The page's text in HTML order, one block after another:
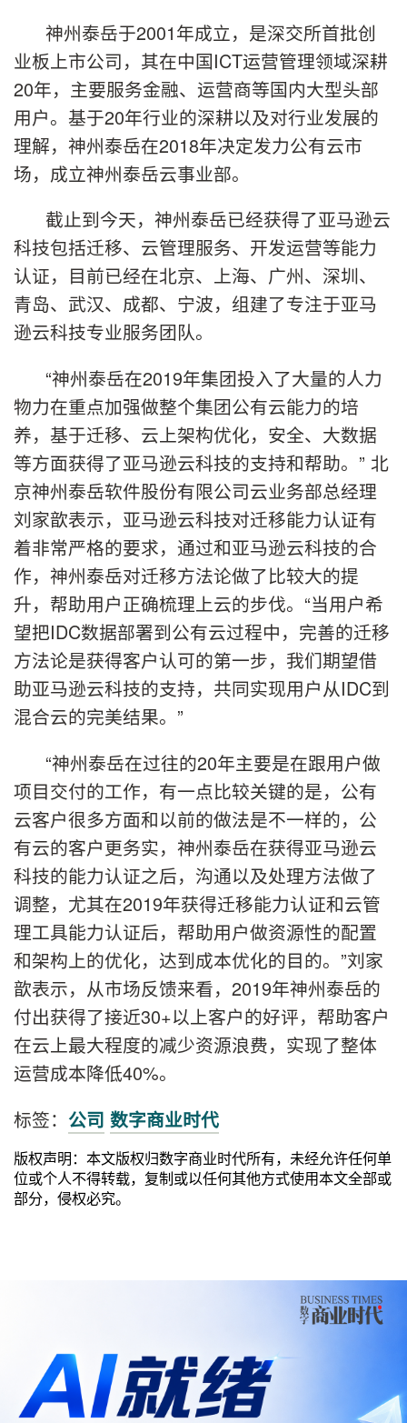
神州泰岳于2001年成立，是深交所首批创
业板上市公司，其在中国ICT运营管理领域深耕
20年，主要服务金融、运营商等国内大型头部
用户。基于20年行业的深耕以及对行业发展的
理解，神州泰岳在2018年决定发力公有云市
场，成立神州泰岳云事业部。
截止到今天，神州泰岳已经获得了亚马逊云
科技包括迁移、云管理服务、开发运营等能力
认证，目前已经在北京、上海、广州、深圳、
青岛、武汉、成都、宁波，组建了专注于亚马
逊云科技专业服务团队。
“神州泰岳在2019年集团投入了大量的人力
物力在重点加强做整个集团公有云能力的培
养，基于迁移、云上架构优化，安全、大数据
等方面获得了亚马逊云科技的支持和帮助。” 北
京神州泰岳软件股份有限公司云业务部总经理
刘家歆表示，亚马逊云科技对迁移能力认证有
着非常严格的要求，通过和亚马逊云科技的合
作，神州泰岳对迁移方法论做了比较大的提
升，帮助用户正确梳理上云的步伐。“当用户希
望把IDC数据部署到公有云过程中，完善的迁移
方法论是获得客户认可的第一步，我们期望借
助亚马逊云科技的支持，共同实现用户从IDC到
混合云的完美结果。”
“神州泰岳在过往的20年主要是在跟用户做
项目交付的工作，有一点比较关键的是，公有
云客户很多方面和以前的做法是不一样的，公
有云的客户更务实，神州泰岳在获得亚马逊云
科技的能力认证之后，沟通以及处理方法做了
调整，尤其在2019年获得迁移能力认证和云管
理工具能力认证后，帮助用户做资源性的配置
和架构上的优化，达到成本优化的目的。”刘家
歆表示，从市场反馈来看，2019年神州泰岳的
付出获得了接近30+以上客户的好评，帮助客户
在云上最大程度的减少资源浪费，实现了整体
运营成本降低40%。
标签： 公司 数字商业时代
版权声明：本文版权归数字商业时代所有，未经允许任何单
位或个人不得转载，复制或以任何其他方式使用本文全部或
部分，侵权必究。